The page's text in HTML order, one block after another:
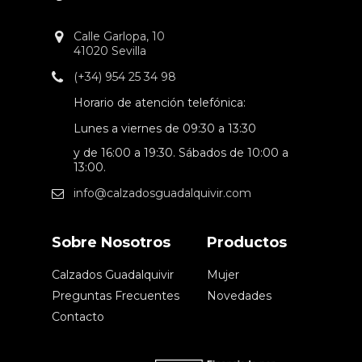
Calle Garlopa, 10
41020 Sevilla
(+34) 954 25 34 98
Horario de atención telefónica:
Lunes a viernes de 09:30 a 13:30
y de 16:00 a 19:30. Sábados de 10:00 a
13:00.
info@calzadosguadalquivir.com
Sobre Nosotros
Calzados Guadalquivir
Preguntas Frecuentes
Contacto
Productos
Mujer
Novedades